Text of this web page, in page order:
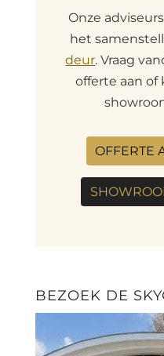
Onze
het
deur. Vraag
offerte aan of
OFFERTE
BEZOEK DE